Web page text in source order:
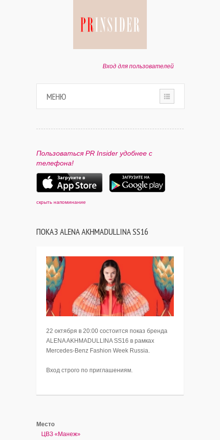
Вход для пользователей
МЕНЮ
ПАРТНЕРАМ
КОНТАКТЫ
Пользоваться PR Insider удобнее с
телефона!
скрыть напоминание
ПОКАЗ ALENA AKHMADULLINA SS16
22 октября в 20:00 состоится показ бренда
ALENA AKHMADULLINA SS16 в рамках
Mercedes-Benz Fashion Week Russia.
Вход строго по приглашениям.
Место
ЦВЗ «Манеж»